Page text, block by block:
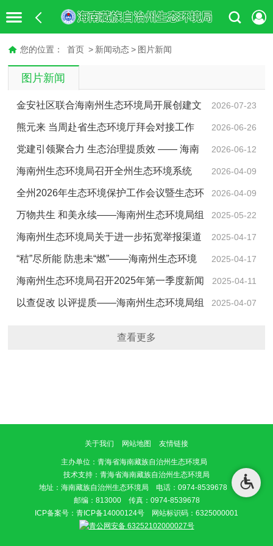
您的位置： 首页 > 新闻动态 > 图片新闻
图片新闻
2026-07-23
金安社区联合海南州生态环境局开展创建文
明城市专项整治行动 2026-06-26
熊元来 当周赴省生态环境厅拜会对接工作
2026-06-12
党建引领聚合力 生态治理提质效 —— 海南
州以“十化”党建推动生态保护与人居环境整治走深走实
2026-04-09
海南州生态环境局召开全州生态环境系统
2026年度党风廉政建设工作会议 2026-04-09
全州2026年生态环境保护工作会议暨生态环
境保护督察反馈问题整改推进会召开 2025-05-22
万物共生 和美永续——海南州生态环境局组
织开展国际生物多样性日宣传活动 2025-04-17
海南州生态环境局关于进一步拓宽举报渠道
纵深推进群众身边不正之风和腐败问题集中整治的公告
2025-04-17
“秸”尽所能 防患未“燃”——海南州生态环境
局积极开展秸秆焚烧管控宣传活动 2025-04-11
海南州生态环境局召开2025年第一季度新闻
发布会 2025-04-07
以查促改 以评提质——海南州生态环境局组
查看更多
关于我们 网站地图 友情链接
主办单位 ：青海省海南藏族自治州生态环境局
技术支持：青海省海南藏族自治州生态环境局
地址：海南藏族自治州生态环境局 电话：0974-8539678
邮编：813000 传真：0974-8539678
ICP备案号： 青ICP备14000124号 网站标识码：6325000001
青公网安备 63252102000027号